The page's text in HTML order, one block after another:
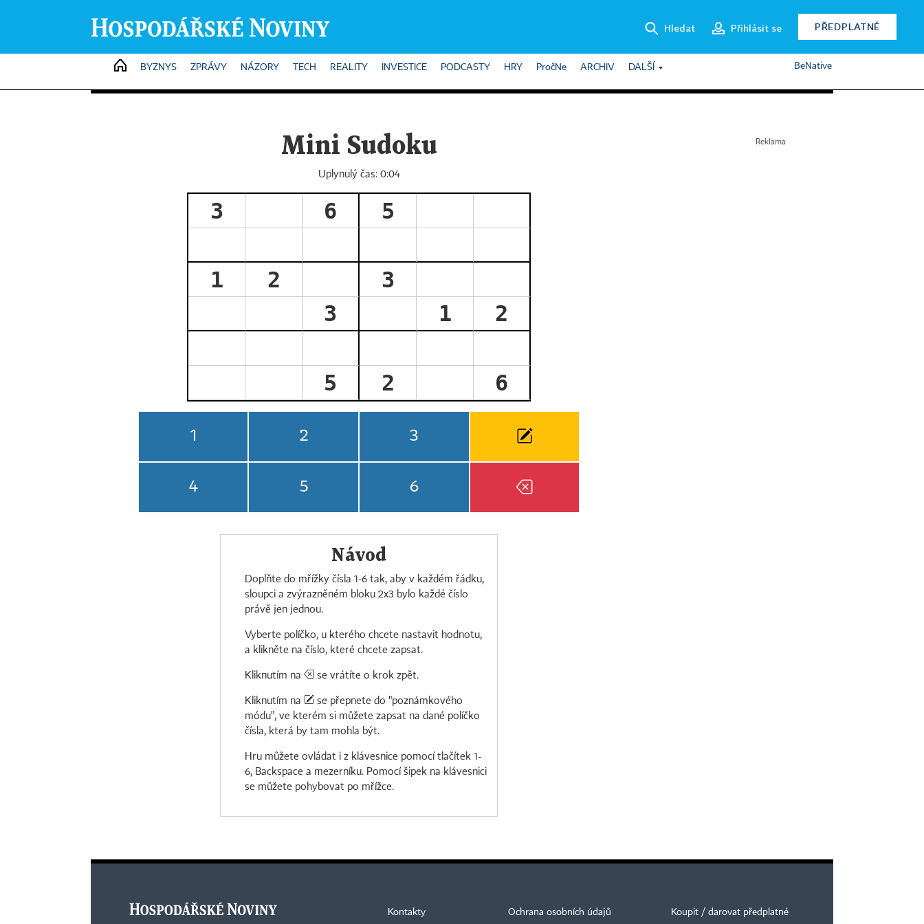
Hledat Přihlásit se PŘEDPLATNÉ
HOME
BYZNYS ZPRÁVY NÁZORY TECH REALITY INVESTICE PODCASTY HRY PročNe ARCHIV DALŠÍ BeNative
Mini Sudoku
Uplynulý čas: 0:04
3 6 5
1 2
3
3
1 2
5 2 6
1 2 3
4 5 6
Návod
Doplňte do mřížky čísla 1-6 tak, aby v každém řádku,
sloupci a zvýrazněném bloku 2x3 bylo každé číslo
právě jen jednou.
Vyberte políčko, u kterého chcete nastavit hodnotu,
a klikněte na číslo, které chcete zapsat.
Kliknutím na se vrátíte o krok zpět.
Kliknutím na
se přepnete do "poznámkového
módu", ve kterém si můžete zapsat na dané políčko
čísla, která by tam mohla být.
Hru můžete ovládat i z klávesnice pomocí tlačítek 1-
6, Backspace a mezerníku. Pomocí šipek na klávesnici
se můžete pohybovat po mřížce.
Kontakty Ochrana osobních údajů Koupit / darovat předplatné